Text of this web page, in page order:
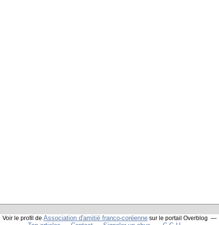
Voir le profil de Association d'amitié franco-coréenne sur le portail Overblog